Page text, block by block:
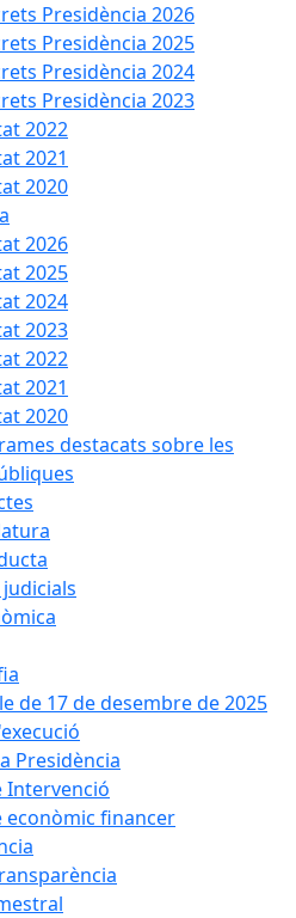
Presidència 2026
Presidència 2025
Presidència 2024
Presidència 2023
2022
2021
2020
2026
2025
2024
2023
2022
2021
2020
destacats sobre les
de 17 de desembre de 2025
Presidència
financer